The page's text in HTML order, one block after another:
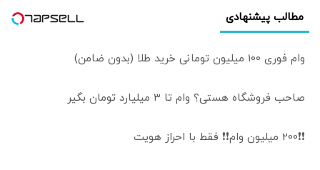
مطالب پیشنهادی
وام فوری 100 میلیون تومانی خرید طلا (بدون ضامن)
صاحب فروشگاه هستی؟ وام تا ۳ میلیارد تومان بگیر
❗❗200 میلیون وام❗❗ فقط با احراز هویت